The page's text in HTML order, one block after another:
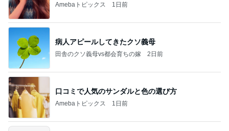
Amebaトピックス 1日前
病人アピールしてきたクソ義母
田舎のクソ義母vs都会育ちの嫁 2日前
口コミで人気のサンダルと色の選び方
Amebaトピックス 1日前